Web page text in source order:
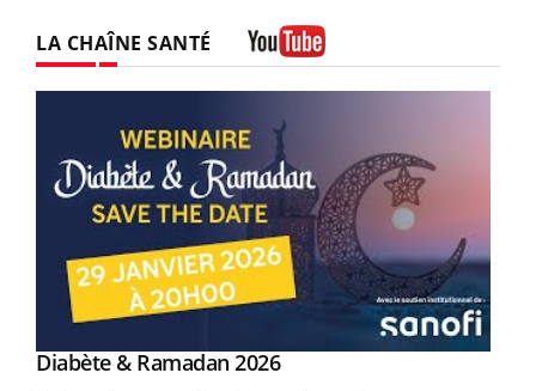
LA CHAÎNE SANTÉ
Youtube
Diabète & Ramadan 2026Youtube